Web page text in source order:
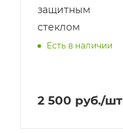
защитным
стеклом
Есть в наличии
2 500 руб./шт